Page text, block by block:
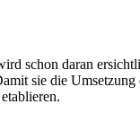
schon daran
sie die